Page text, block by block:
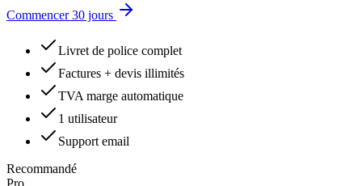
Commencer 30 jours
Livret de police complet
Factures + devis illimités
TVA marge automatique
1 utilisateur
Support email
Recommandé
Pro